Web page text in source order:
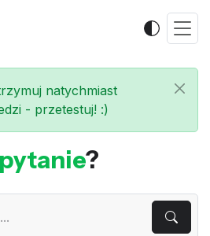
natychmiast
- przetestuj! :)
pytanie?